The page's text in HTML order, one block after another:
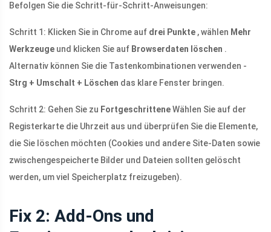
Befolgen Sie die Schritt-für-Schritt-Anweisungen:
Schritt 1: Klicken Sie in Chrome auf drei Punkte , wählen Mehr
Werkzeuge und klicken Sie auf Browserdaten löschen .
Alternativ können Sie die Tastenkombinationen verwenden -
Strg + Umschalt + Löschen das klare Fenster bringen.
Schritt 2: Gehen Sie zu FortgeschritteneWählen Sie auf der
Registerkarte die Uhrzeit aus und überprüfen Sie die Elemente,
die Sie löschen möchten (Cookies und andere Site-Daten sowie
zwischengespeicherte Bilder und Dateien sollten gelöscht
werden, um viel Speicherplatz freizugeben).
Fix 2: Add-Ons und